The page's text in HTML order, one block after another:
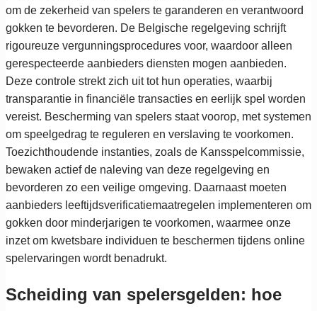
om de zekerheid van spelers te garanderen en verantwoord
gokken te bevorderen. De Belgische regelgeving schrijft
rigoureuze vergunningsprocedures voor, waardoor alleen
gerespecteerde aanbieders diensten mogen aanbieden.
Deze controle strekt zich uit tot hun operaties, waarbij
transparantie in financiële transacties en eerlijk spel worden
vereist. Bescherming van spelers staat voorop, met systemen
om speelgedrag te reguleren en verslaving te voorkomen.
Toezichthoudende instanties, zoals de Kansspelcommissie,
bewaken actief de naleving van deze regelgeving en
bevorderen zo een veilige omgeving. Daarnaast moeten
aanbieders leeftijdsverificatiemaatregelen implementeren om
gokken door minderjarigen te voorkomen, waarmee onze
inzet om kwetsbare individuen te beschermen tijdens online
spelervaringen wordt benadrukt.
Scheiding van spelersgelden: hoe